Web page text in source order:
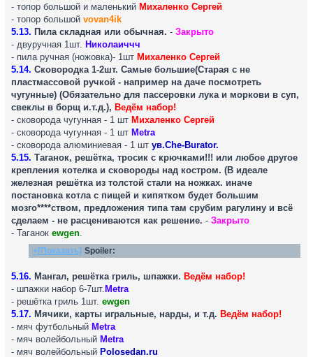
- топор большой и маленький Михаленко Сергей
- топор большой vovan4ik
5.13. Пила складная или обычная. - Закрыто
- двуручная 1шт. Николаиччч
- пила ручная (ножовка)- 1шт Михаленко Сергей
5.14. Сковородка 1-2шт. Самые большие(Старая с не
пластмассовой ручкой - например на даче посмотреть
чугунные) (Обязательно для пассеровки лука и моркови в суп,
свеклы в борщ и.т.д.), Ведём набор!
- сковорода чугунная - 1 шт Михаленко Сергей
- сковорода чугунная - 1 шт Metra
- сковорода алюминиевая - 1 шт ув.Che-Burator.
5.15. Таганок, решётка, тросик с крючками!!! или любое другое
крепления котелка и сковороды над костром. (В идеале
железная решётка из толстой стали на ножках. иначе
постановка котла с пищей и кипятком будет большим
мозго****ством, предложения типа там срубим рагулину и всё
сделаем - не расцениваются как решение. - Закрыто
- Таганок ewgen
+[Показать] Spoiler:
5.16. Мангал, решётка гриль, шпажки. Ведём набор!
- шпажки набор 6-7шт. Metra
- решётка гриль 1шт. ewgen
5.17. Мячики, карты игральные, нарды, и т.д. Ведём набор!
- мяч футбольный Metra
- мяч волейбольный Metra
- мяч волейбольный Polosedan.ru